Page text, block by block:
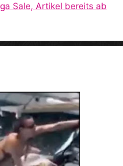
Sale, Artikel bereits ab